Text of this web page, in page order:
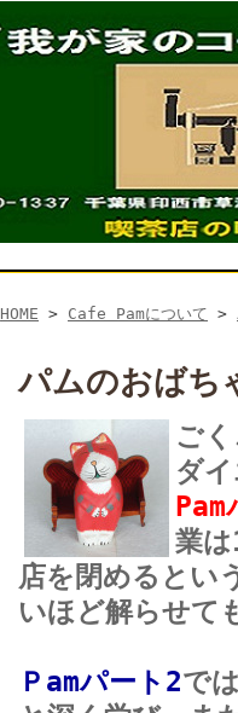
HOME > Cafe Pamについて >
パムのおば
ご
ダ
業
店を閉めるとい
いほど解らせて
Ｐamパート2で